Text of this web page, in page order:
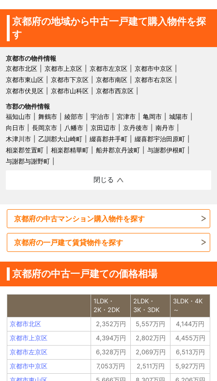
京都府の地域から中古一戸建て購入物件を探
す
京都市の物件情報
京都市北区
京都市上京区 京都市左京区
京都市中京区
京都市東山区
京都市下京区 京都市南区
京都市右京区
京都市伏見区
京都市山科区
京都市西京区
市郡の物件情報
福知山市
舞鶴市 綾部市 宇治市 宮津市 亀岡市
城陽市
向日市
長岡京市 八幡市 京田辺市 京丹後市
南丹市
木津川市
乙訓郡大山崎町 綴喜郡井手町
綴喜郡宇治田原町
相楽郡笠置町
相楽郡精華町 船井郡京丹波町
与謝郡伊根町
与謝郡与謝野町
閉じる
京都府の中古マンション購入物件を探す
京都府の一戸建て賃貸物件を探す
京都府の中古一戸建ての価格相場
1LDK・
2K・2DK
2LDK・
3K・3DK
3LDK・4K
～
京都市北区
2,352万円 5,557万円
4,144万円
京都市上京区
4,394万円 2,802万円
4,455万円
京都市左京区
6,328万円 2,069万円
6,513万円
京都市中京区
7,053万円 2,511万円
5,927万円